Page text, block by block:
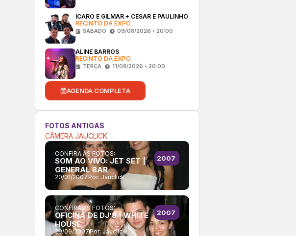
ÍCARO E GILMAR + CÉSAR E PAULINHO
RECINTO DA EXPO
SÁBADO 09/08/2026 • 20:00
ALINE BARROS
RECINTO DA EXPO
TERÇA 11/08/2026 • 20:00
AGENDA COMPLETA
FOTOS ANTIGAS
CÂMERA JAUCLICK
CONFIRA AS FOTOS:
SOM AO VIVO: JET SET |
GENERAL BAR
20/01/2007Por: Jauclick
2007
CONFIRA AS FOTOS:
OFICINA DE DJ’S | WHITE
HOUSE
29/09/2007Por:Jauclick
2007